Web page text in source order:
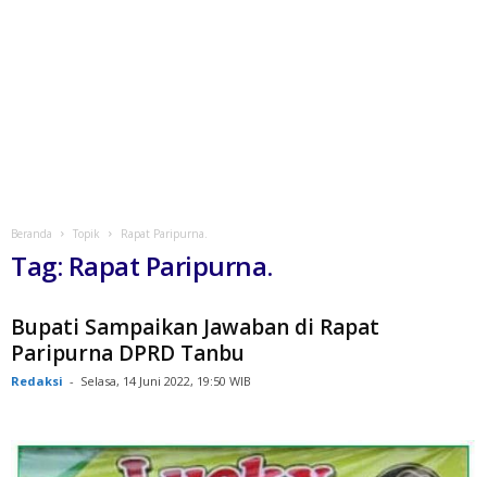
Beranda Topik Rapat Paripurna.
Tag: Rapat Paripurna.
Bupati Sampaikan Jawaban di Rapat
Paripurna DPRD Tanbu
Redaksi - Selasa, 14 Juni 2022, 19:50 WIB